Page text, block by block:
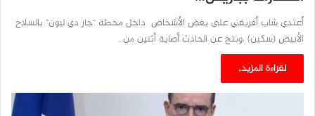
أعتدي شاب أفريقي على بعض الأشخاص داخل محطة “جار دي ليون” بالسلاح
الأبيض (سكين) ،ونتج عن الحادث أصابة أثنين من…
لقراءة المزيد..